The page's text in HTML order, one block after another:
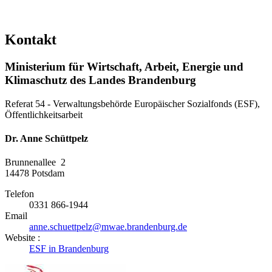
Kontakt
Ministerium für Wirtschaft, Arbeit, Energie und
Klimaschutz des Landes Brandenburg
Referat 54 - Verwaltungsbehörde Europäischer Sozialfonds (ESF),
Öffentlichkeitsarbeit
Dr. Anne Schüttpelz
Brunnenallee 2
14478 Potsdam
Telefon
0331 866-1944
Email
anne.schuettpelz@mwae.brandenburg.de
Website :
ESF in Brandenburg